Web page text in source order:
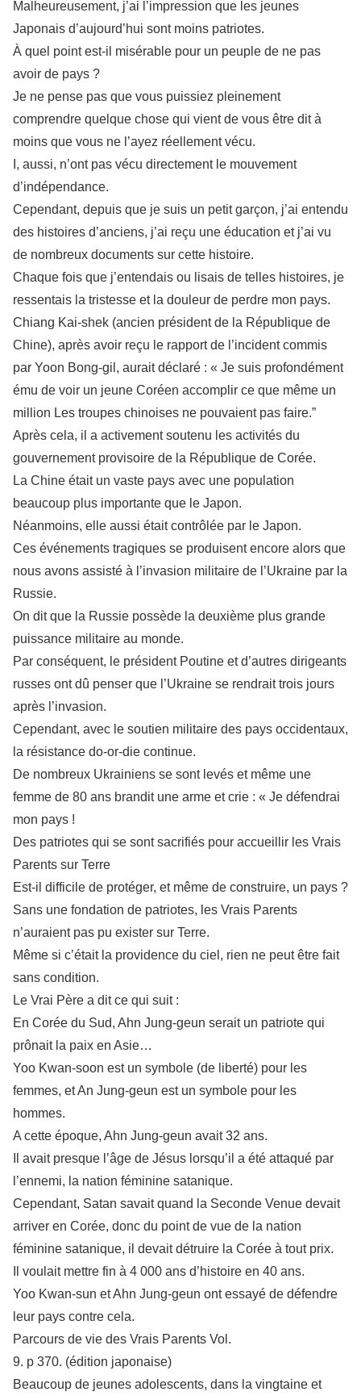
Malheureusement, j’ai l’impression que les jeunes
Japonais d’aujourd’hui sont moins patriotes.
À quel point est-il misérable pour un peuple de ne pas
avoir de pays ?
Je ne pense pas que vous puissiez pleinement
comprendre quelque chose qui vient de vous être dit à
moins que vous ne l’ayez réellement vécu.
I, aussi, n’ont pas vécu directement le mouvement
d’indépendance.
Cependant, depuis que je suis un petit garçon, j’ai entendu
des histoires d’anciens, j’ai reçu une éducation et j’ai vu
de nombreux documents sur cette histoire.
Chaque fois que j’entendais ou lisais de telles histoires, je
ressentais la tristesse et la douleur de perdre mon pays.
Chiang Kai-shek (ancien président de la République de
Chine), après avoir reçu le rapport de l’incident commis
par Yoon Bong-gil, aurait déclaré : « Je suis profondément
ému de voir un jeune Coréen accomplir ce que même un
million Les troupes chinoises ne pouvaient pas faire.”
Après cela, il a activement soutenu les activités du
gouvernement provisoire de la République de Corée.
La Chine était un vaste pays avec une population
beaucoup plus importante que le Japon.
Néanmoins, elle aussi était contrôlée par le Japon.
Ces événements tragiques se produisent encore alors que
nous avons assisté à l’invasion militaire de l’Ukraine par la
Russie.
On dit que la Russie possède la deuxième plus grande
puissance militaire au monde.
Par conséquent, le président Poutine et d’autres dirigeants
russes ont dû penser que l’Ukraine se rendrait trois jours
après l’invasion.
Cependant, avec le soutien militaire des pays occidentaux,
la résistance do-or-die continue.
De nombreux Ukrainiens se sont levés et même une
femme de 80 ans brandit une arme et crie : « Je défendrai
mon pays !
Des patriotes qui se sont sacrifiés pour accueillir les Vrais
Parents sur Terre
Est-il difficile de protéger, et même de construire, un pays ?
Sans une fondation de patriotes, les Vrais Parents
n’auraient pas pu exister sur Terre.
Même si c’était la providence du ciel, rien ne peut être fait
sans condition.
Le Vrai Père a dit ce qui suit :
En Corée du Sud, Ahn Jung-geun serait un patriote qui
prônait la paix en Asie…
Yoo Kwan-soon est un symbole (de liberté) pour les
femmes, et An Jung-geun est un symbole pour les
hommes.
A cette époque, Ahn Jung-geun avait 32 ans.
Il avait presque l’âge de Jésus lorsqu’il a été attaqué par
l’ennemi, la nation féminine satanique.
Cependant, Satan savait quand la Seconde Venue devait
arriver en Corée, donc du point de vue de la nation
féminine satanique, il devait détruire la Corée à tout prix.
Il voulait mettre fin à 4 000 ans d’histoire en 40 ans.
Yoo Kwan-sun et Ahn Jung-geun ont essayé de défendre
leur pays contre cela.
Parcours de vie des Vrais Parents Vol.
9. p 370. (édition japonaise)
Beaucoup de jeunes adolescents, dans la vingtaine et